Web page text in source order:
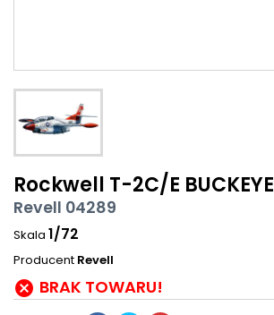
Rockwell T-2C/E BUCKEYE
Revell 04289
Skala 1/72
Producent Revell
 BRAK TOWARU!